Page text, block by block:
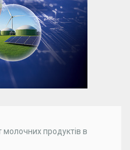
молочних продуктів в